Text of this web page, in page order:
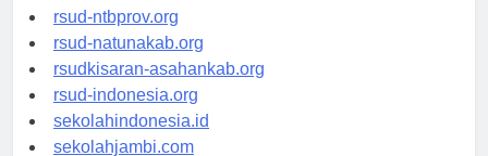
rsud-langsakota.org
rsud-ntbprov.org
rsud-natunakab.org
rsudkisaran-asahankab.org
rsud-indonesia.org
sekolahindonesia.id